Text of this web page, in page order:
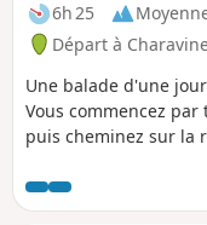
6h 25
Départ à
Une balade d'une
Vous commencez
puis cheminez sur la
la Feydelière et de la
s'effectue par la rive